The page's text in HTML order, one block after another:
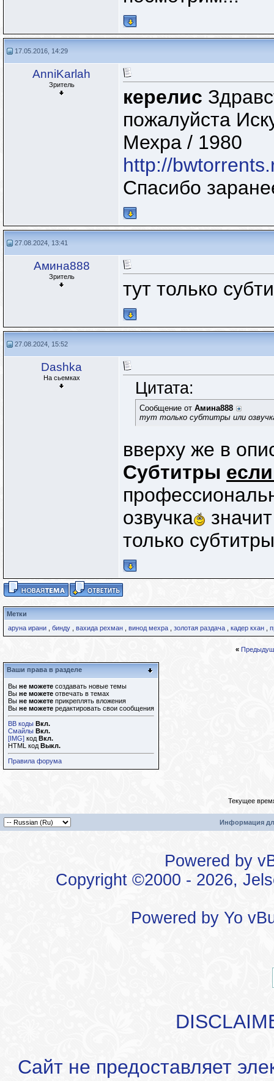
17.05.2016, 14:29
AnniKarlah
Зритель
керелис
пожалуйста
Мехра / 1980
http://
Спасибо
27.08.2024, 13:41
Амина888
Зритель
тут только
27.08.2024, 15:52
Dashka
На сьемках
Цитата:
Сообщение от Амина888
тут только субтитры или
вверху же в
Субтитры
озвучка
только субтитры
Метки
аруна ирани
бинду вахида рехман винод мехра золотая раздача кадер кхан
«
Ваши права в разделе
Вы не можете создавать новые темы
Вы не можете отвечать в темах
Вы не можете прикреплять вложения
Вы не можете редактировать свои сообщения
BB коды Вкл.
Смайлы Вкл.
[IMG] код Вкл.
HTML код Выкл.
Правила форума
Текущее
Информация
Powered by
Copyright ©2000 - 2026,
Powered by Yo
Сайт не предоставляет